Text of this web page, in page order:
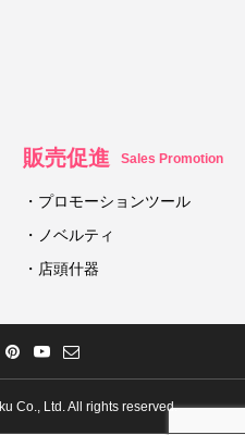
販売促進 Sales Promotion
・プロモーションツール
・ノベルティ
・店頭什器
Co., Ltd. All rights reserved.